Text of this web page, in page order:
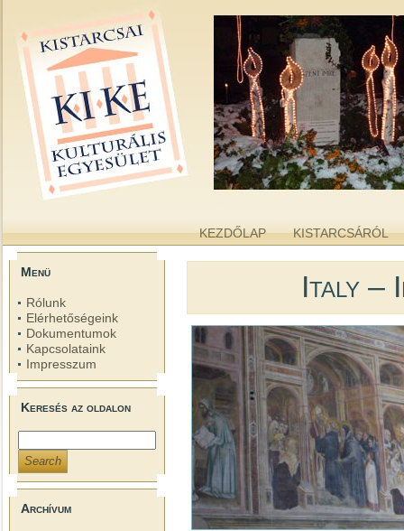
KEZDŐLAP KISTARCSÁRÓL
Menü
Rólunk
Elérhetőségeink
Dokumentumok
Kapcsolataink
Impresszum
Keresés az oldalon
Archívum
Italy –